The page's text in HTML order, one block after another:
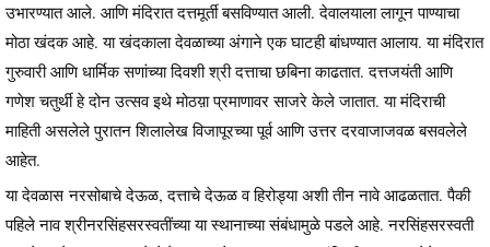
उभारण्यात आले. आणि मंदिरात दत्तमूर्ती बसविण्यात आली. देवालयाला लागून पाण्याचा
मोठा खंदक आहे. या खंदकाला देवळाच्या अंगाने एक घाटही बांधण्यात आलाय. या मंदिरात
गुरुवारी आणि धार्मिक सणांच्या दिवशी श्री दत्ताचा छबिना काढतात. दत्तजयंती आणि
गणेश चतुर्थी हे दोन उत्सव इथे मोठय़ा प्रमाणावर साजरे केले जातात. या मंदिराची
माहिती असलेले पुरातन शिलालेख विजापूरच्या पूर्व आणि उत्तर दरवाजाजवळ बसवलेले
आहेत.
या देवळास नरसोबाचे देऊळ, दत्ताचे देऊळ व हिरोड्या अशी तीन नावे आढळतात. पैकी
पहिले नाव श्रीनरसिंहसरस्वतींच्या या स्थानाच्या संबंधामुळे पडले आहे. नरसिंहसरस्वती